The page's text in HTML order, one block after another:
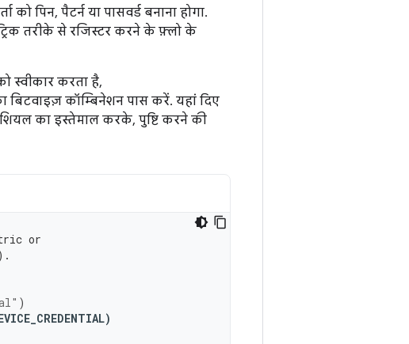
पिन, पैटर्न या पासवर्ड बनाना होगा.
तरीके से रजिस्टर करने के फ़्लो के
स्वीकार करता है,
बिटवाइज़ कॉम्बिनेशन पास करें. यहां दिए
का इस्तेमाल करके, पुष्टि करने की
or
)
)